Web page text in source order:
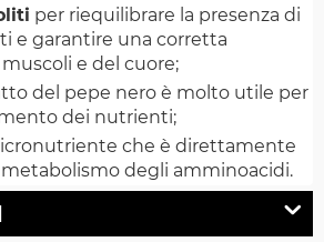
per riequilibrare la presenza di
e garantire una corretta
e del cuore;
del pepe nero è molto utile per
dei nutrienti;
che è direttamente
degli amminoacidi.